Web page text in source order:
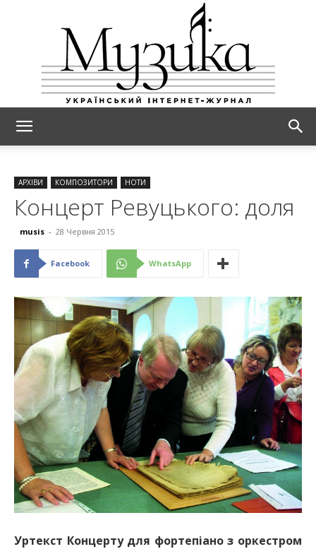
АРХІВИ КОМПОЗИТОРИ НОТИ
Концерт Ревуцького: доля
musis - 28 Червня 2015
Facebook WhatsApp
Уртекст Концерту для фортепіано з оркестром